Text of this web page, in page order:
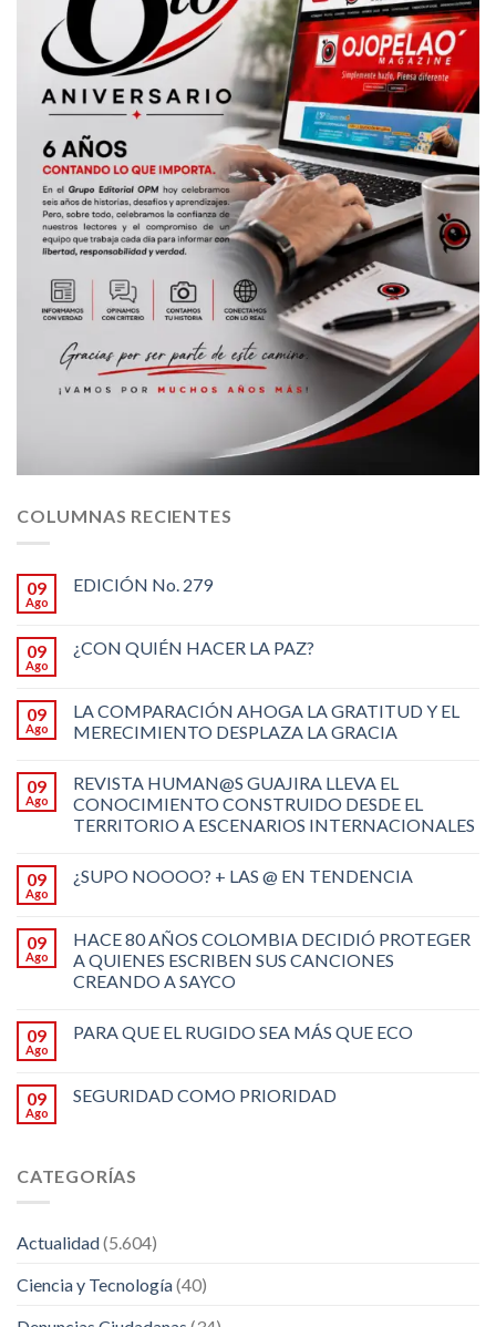
COLUMNAS RECIENTES
09
Ago
EDICIÓN No. 279
09
Ago
¿CON QUIÉN HACER LA PAZ?
09
Ago
LA COMPARACIÓN AHOGA LA GRATITUD Y EL
MERECIMIENTO DESPLAZA LA GRACIA
09
Ago
REVISTA HUMAN@S GUAJIRA LLEVA EL
CONOCIMIENTO CONSTRUIDO DESDE EL
TERRITORIO A ESCENARIOS INTERNACIONALES
09
Ago
¿SUPO NOOOO? + LAS @ EN TENDENCIA
09
Ago
HACE 80 AÑOS COLOMBIA DECIDIÓ PROTEGER
A QUIENES ESCRIBEN SUS CANCIONES
CREANDO A SAYCO
09
Ago
PARA QUE EL RUGIDO SEA MÁS QUE ECO
09
Ago
SEGURIDAD COMO PRIORIDAD
CATEGORÍAS
Actualidad(5.604)
Ciencia y Tecnología(40)